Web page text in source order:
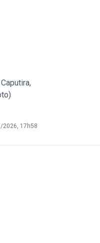
2026, 17h58